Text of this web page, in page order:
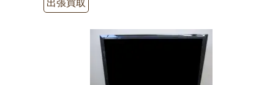
出張買取